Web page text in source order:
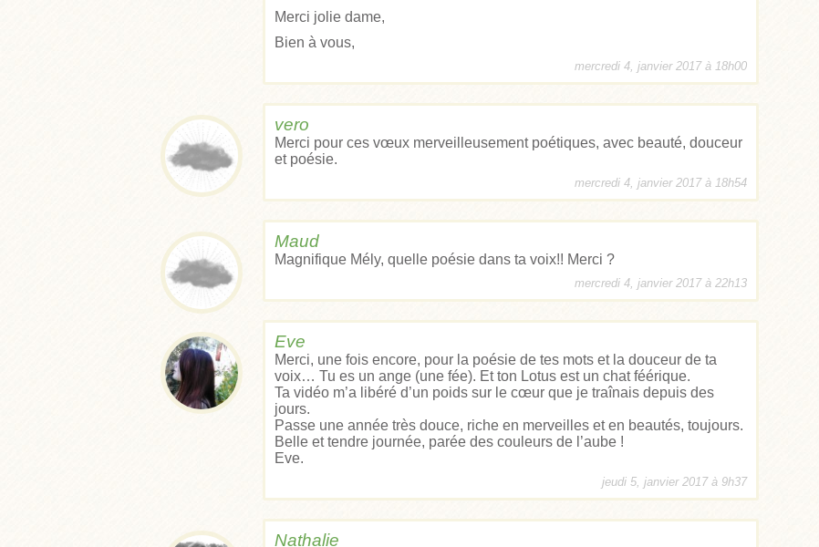
Merci jolie dame,
Bien à vous,
mercredi 4, janvier 2017 à 18h00
vero
Merci pour ces vœux merveilleusement poétiques, avec beauté, douceur
et poésie.
mercredi 4, janvier 2017 à 18h54
Maud
Magnifique Mély, quelle poésie dans ta voix!! Merci ?
mercredi 4, janvier 2017 à 22h13
Eve
Merci, une fois encore, pour la poésie de tes mots et la douceur de ta
voix… Tu es un ange (une fée). Et ton Lotus est un chat féérique.
Ta vidéo m’a libéré d’un poids sur le cœur que je traînais depuis des
jours.
Passe une année très douce, riche en merveilles et en beautés, toujours.
Belle et tendre journée, parée des couleurs de l’aube !
Eve.
jeudi 5, janvier 2017 à 9h37
Nathalie